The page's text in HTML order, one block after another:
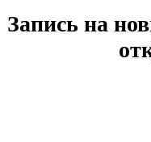
Запись на